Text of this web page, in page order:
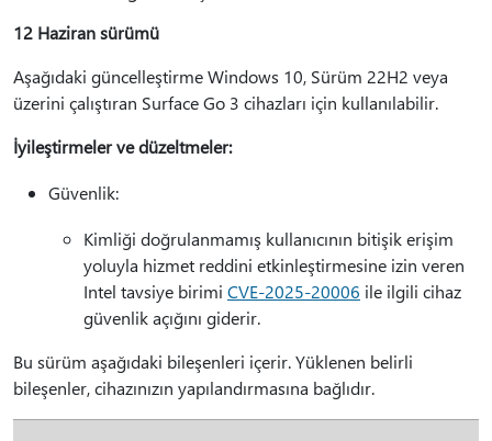
12 Haziran sürümü
Aşağıdaki güncelleştirme Windows 10, Sürüm 22H2 veya
üzerini çalıştıran Surface Go 3 cihazları için kullanılabilir.
İyileştirmeler ve düzeltmeler:
Güvenlik:
Kimliği doğrulanmamış kullanıcının bitişik erişim
yoluyla hizmet reddini etkinleştirmesine izin veren
Intel tavsiye birimi CVE-2025-20006 ile ilgili cihaz
güvenlik açığını giderir.
Bu sürüm aşağıdaki bileşenleri içerir. Yüklenen belirli
bileşenler, cihazınızın yapılandırmasına bağlıdır.